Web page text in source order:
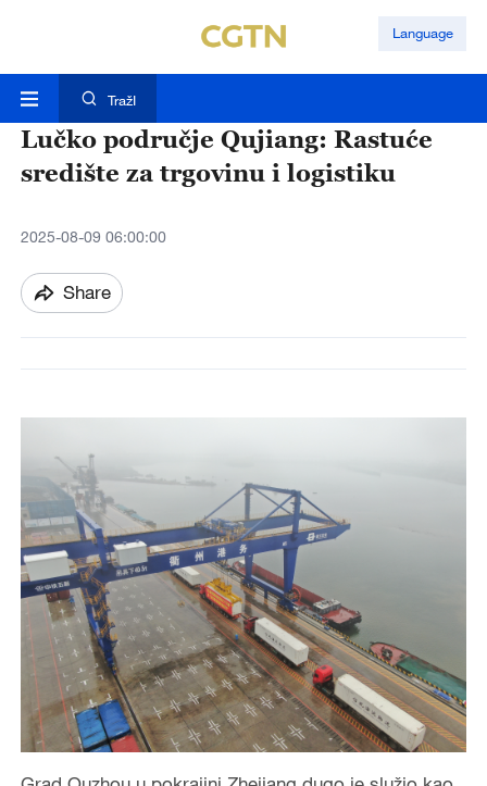
Language
TražI
Lučko područje Qujiang: Rastuće
središte za trgovinu i logistiku
2025-08-09 06:00:00
Share